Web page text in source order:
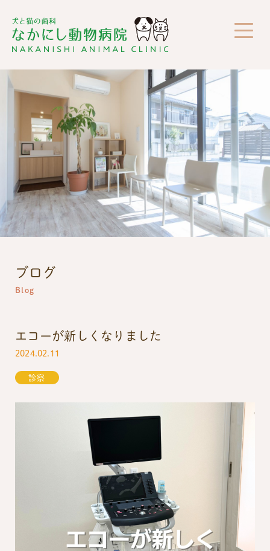
ブログ
Blog
エコーが新しくなりました
2024.02.11
診察